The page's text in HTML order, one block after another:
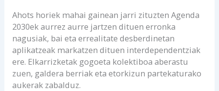
Ahots horiek mahai gainean jarri zituzten Agenda
2030ek aurrez aurre jartzen dituen erronka
nagusiak, bai eta errealitate desberdinetan
aplikatzeak markatzen dituen interdependentziak
ere. Elkarrizketak gogoeta kolektiboa aberastu
zuen, galdera berriak eta etorkizun partekaturako
aukerak zabalduz.